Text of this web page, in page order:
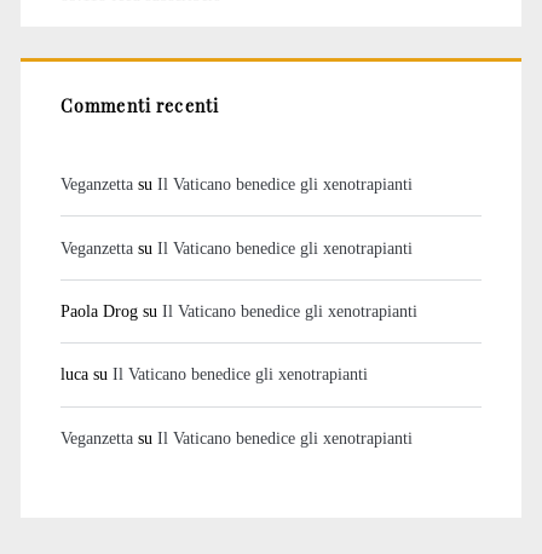
Commenti recenti
Veganzettasu Il Vaticano benedice gli xenotrapianti
Veganzettasu Il Vaticano benedice gli xenotrapianti
Paola Drogsu Il Vaticano benedice gli xenotrapianti
lucasu Il Vaticano benedice gli xenotrapianti
Veganzettasu Il Vaticano benedice gli xenotrapianti